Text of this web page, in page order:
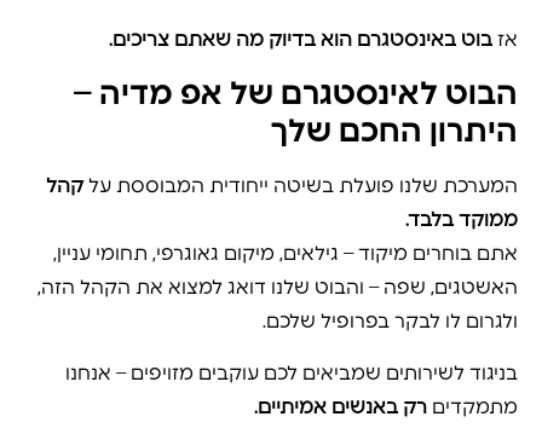
אז בוט באינסטגרם הוא בדיוק מה שאתם צריכים.
הבוט לאינסטגרם של אפ מדיה –
היתרון החכם שלך
המערכת שלנו פועלת בשיטה ייחודית המבוססת עלקהל
ממוקד בלבד.
אתם בוחרים מיקוד – גילאים, מיקום גאוגרפי, תחומי עניין,
האשטגים, שפה – והבוט שלנו דואג למצוא את הקהל הזה,
ולגרום לו לבקר בפרופיל שלכם.
בניגוד לשירותים שמביאים לכם עוקבים מזויפים – אנחנו
מתמקדים רק באנשים אמיתיים.